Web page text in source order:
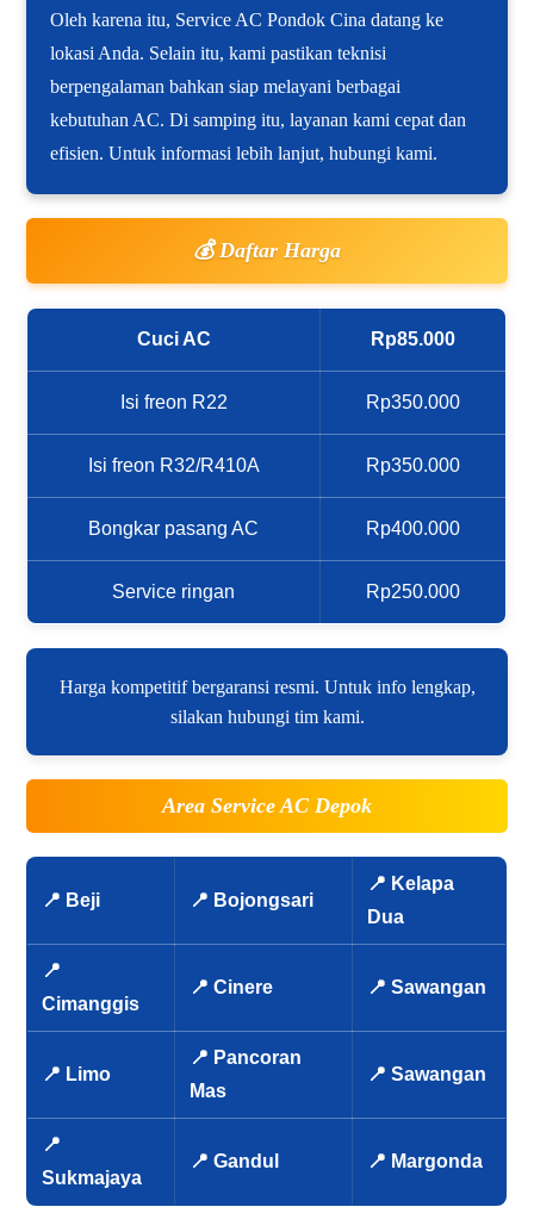
Oleh karena itu, Service AC Pondok Cina datang ke
lokasi Anda. Selain itu, kami pastikan teknisi
berpengalaman bahkan siap melayani berbagai
kebutuhan AC. Di samping itu, layanan kami cepat dan
efisien. Untuk informasi lebih lanjut, hubungi kami.
💰 Daftar Harga
Cuci AC Rp85.000
Isi freon R22 Rp350.000
Isi freon R32/R410A Rp350.000
Bongkar pasang AC Rp400.000
Service ringan Rp250.000
Harga kompetitif bergaransi resmi. Untuk info lengkap,
silakan hubungi tim kami.
Area Service AC Depok
📍 Beji 📍 Bojongsari
📍 Kelapa
Dua
📍
Cimanggis
📍 Cinere 📍 Sawangan
📍 Limo
📍 Pancoran
Mas
📍 Sawangan
📍
Sukmajaya
📍 Gandul 📍 Margonda